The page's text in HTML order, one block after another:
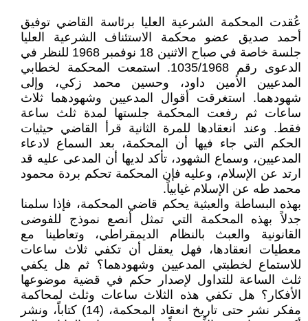
عُقدت المحكمة الشرعية العليا برئاسة القاضي توفيق
أحمد صديق عضو محكمة الاستئناف الشرعية العليا
جلسة خاصة في صباح الاثنين 18 نوفمبر 1968 للنظر في
الدعوى رقم 1035/1968. استمعت المحكمة لخطابي
المدعيين الأمين داود، وحسين محمد زكي، وإلى
شهودهما. استغرقت أقوال المدعيين وشهودهما ثلاث
ساعات ثم رفعت المحكمة جلستها لمدة ثلث ساعة
فقط. وعند انعقادها للمرة الثانية قرأ القاضي حيثيات
الحكم التي جاء فيها أن المحكمة، بعد السماع لادعاء
المدعيين، وسماع الشهود، تأكد لديها أن المدعى عليه قد
ارتد عن الإسلام، وعليه فإن المحكمة تحكم بردة محمود
محمد طه عن الإسلام غيابياً.
بهذه البساطة والعبثية يحكم قاضي المحكمة، فإذا سلمنا
جدلاً بهذه المحكمة التي تمثل أنصع نموذج للفوضى
القانونية والعبث بالنظام الديمقراطي، وتعاطينا مع
معطيات انعقادها، فهل يعقل أن تكفي ثلاث ساعات
للاستماع لخطبتي المدعيين وشهودهما؟ ثم هل يكفي
ثلث الساعة للتداول لإصدار حكم في قضية موضوعها
الأفكار؟ هل تكفي هذه الثلاث ساعات وثلث لمحاكمة
مفكر نشر حتى تاريخ انعقاد المحكمة، (14) كتاباً، ونشر